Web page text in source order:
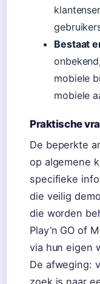
Bestaat
mobiele
mobiele
Praktische
De beperkte
op algemene
specifieke
die veilig
die worden
Play’n GO of
via hun eigen
De afweging: